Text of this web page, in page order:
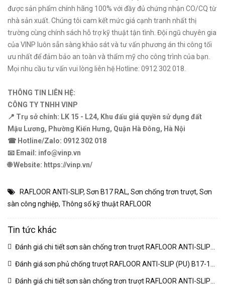
được sản phẩm chính hãng 100% với đầy đủ chứng nhận CO/CQ từ
nhà sản xuất. Chúng tôi cam kết mức giá cạnh tranh nhất thị
trường cùng chính sách hỗ trợ kỹ thuật tận tình. Đội ngũ chuyên gia
của VINP luôn sẵn sàng khảo sát và tư vấn phương án thi công tối
ưu nhất để đảm bảo an toàn và thẩm mỹ cho công trình của bạn.
Mọi nhu cầu tư vấn vui lòng liên hệ Hotline: 0912 302 018.
THÔNG TIN LIÊN HỆ:
CÔNG TY TNHH VINP
📍 Trụ sở chính: LK 15 - L24, Khu đấu giá quyền sử dụng đất
Mậu Lương, Phường Kiến Hưng, Quận Hà Đông, Hà Nội
☎ Hotline/Zalo: 0912 302 018
📧 Email: info@vinp.vn
🌐 Website: https://vinp.vn/
RAFLOOR ANTI-SLIP, Sơn B17 RAL, Sơn chống trơn trượt, Sơn
sàn công nghiệp, Thông số kỹ thuật RAFLOOR
Tin tức khác
Đánh giá chi tiết sơn sàn chống trơn trượt RAFLOOR ANTI-SLIP
MIO B18 RAL | VINP (04/03/2026)
Đánh giá sơn phủ chống trượt RAFLOOR ANTI-SLIP (PU) B17-1
RAL chuyên sâu | VINP
(04/03/2026)
Đánh giá chi tiết sơn sàn chống trơn trượt RAFLOOR ANTI-SLIP